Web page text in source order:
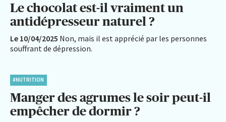
Le chocolat est-il vraiment un
antidépresseur naturel ?
Le 10/04/2025 Non, mais il est apprécié par les personnes
souffrant de dépression.
#NUTRITION
Manger des agrumes le soir peut-il
empêcher de dormir ?